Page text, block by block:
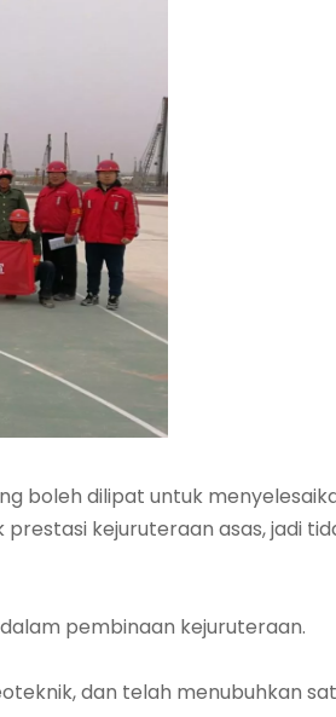
boleh dilipat untuk
kejuruteraan asas, jadi
pembinaan kejuruteraan.
dan telah menubuhkan